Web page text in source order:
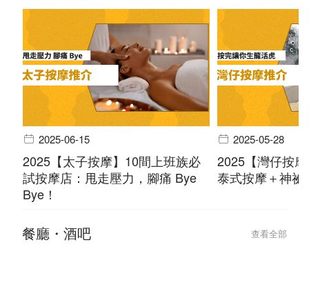
2025-06-15
2025【太子按摩】10間上班族必
試按摩店：甩走壓力，腳痛 Bye
Bye！
2025-05-28
2025【灣仔按
泰式按摩＋神
餐廳・酒吧 查看全部